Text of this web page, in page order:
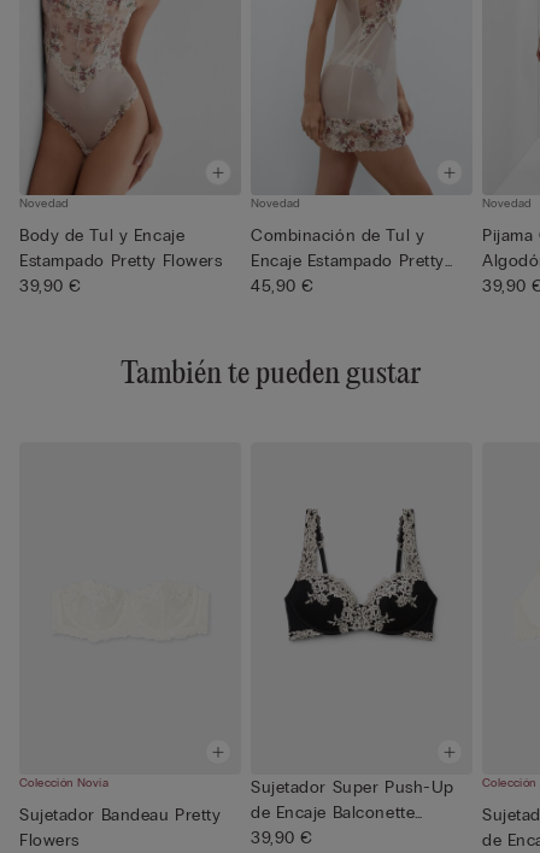
Novedad
Body de Tul y Encaje
Estampado Pretty Flowers
39,90 €
Novedad
Combinación de Tul y
Encaje Estampado Pretty
Flowe...
45,90 €
Novedad
39,90
También te pueden gustar
Colección Novia
Sujetador Bandeau Pretty
Flowers
Sujetador Super Push-Up
de Encaje Balconette
Gioia...
39,90 €
Colección
de